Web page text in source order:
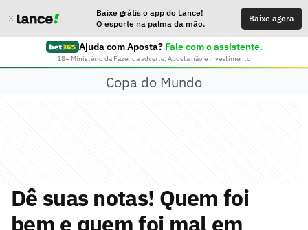
Baixe grátis o app do Lance!
O esporte na palma da mão.
Baixe agora
Ajuda com Aposta? Fale com o assistente.
18+ Ministério da Fazenda adverte: Aposta não é investimento
Copa do Mundo
Dê suas notas! Quem foi
bem e quem foi mal em